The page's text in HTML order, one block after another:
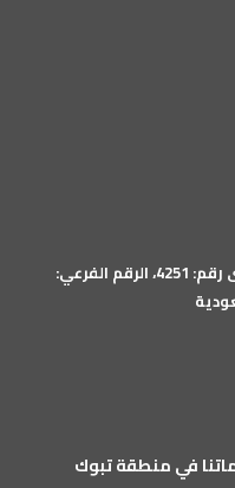
شارع 50، حي المهرجان، الملك فهد، مبنى رقم: 4251، الرقم الفرعي:
في منطقة تبوك